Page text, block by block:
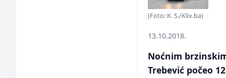
(Foto: K. S./Klix.ba)
13.10.2018.
Noćnim
Trebević počeo